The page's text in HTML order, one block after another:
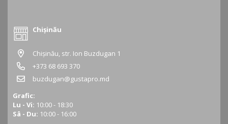
Chișinău
Chișinău, str. Ion Buzdugan 1
+373 68 693 370
buzdugan@gustapro.md
Grafic:
Lu - Vi: 10:00 - 18:30
Sâ - Du: 10:00 - 16:00